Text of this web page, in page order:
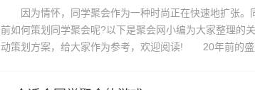
因为情怀，同学聚会作为一种时尚正在快速地扩张。
前如何策划同学聚会呢?以下是聚会网小编为大家整理的
动策划方案，给大家作为参考，欢迎阅读! 20年前的盛